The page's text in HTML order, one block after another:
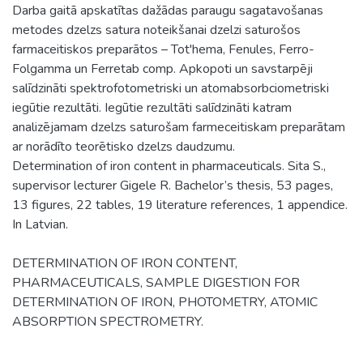
Darba gaitā apskatītas dažādas paraugu sagatavošanas
metodes dzelzs satura noteikšanai dzelzi saturošos
farmaceitiskos preparātos – Tot'hema, Fenules, Ferro-
Folgamma un Ferretab comp. Apkopoti un savstarpēji
salīdzināti spektrofotometriski un atomabsorbciometriski
iegūtie rezultāti. Iegūtie rezultāti salīdzināti katram
analizējamam dzelzs saturošam farmeceitiskam preparātam
ar norādīto teorētisko dzelzs daudzumu.
Determination of iron content in pharmaceuticals. Sita S.,
supervisor lecturer Gigele R. Bachelor’s thesis, 53 pages,
13 figures, 22 tables, 19 literature references, 1 appendice.
In Latvian.
DETERMINATION OF IRON CONTENT,
PHARMACEUTICALS, SAMPLE DIGESTION FOR
DETERMINATION OF IRON, PHOTOMETRY, ATOMIC
ABSORPTION SPECTROMETRY.